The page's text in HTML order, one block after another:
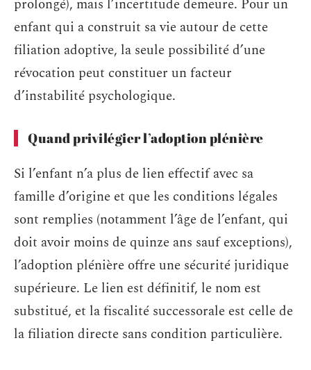
prolongé), mais l’incertitude demeure. Pour un
enfant qui a construit sa vie autour de cette
filiation adoptive, la seule possibilité d’une
révocation peut constituer un facteur
d’instabilité psychologique.
Quand privilégier l’adoption plénière
Si l’enfant n’a plus de lien effectif avec sa
famille d’origine et que les conditions légales
sont remplies (notamment l’âge de l’enfant, qui
doit avoir moins de quinze ans sauf exceptions),
l’adoption plénière offre une sécurité juridique
supérieure. Le lien est définitif, le nom est
substitué, et la fiscalité successorale est celle de
la filiation directe sans condition particulière.